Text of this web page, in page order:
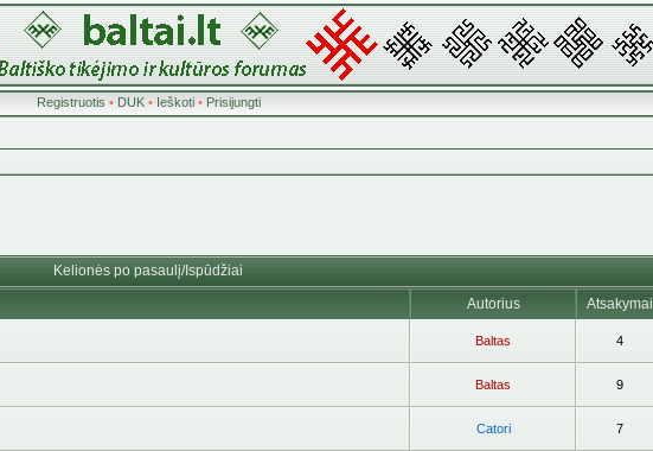
Registruotis • DUK• Ieškoti• Prisijungti
Kelionės po pasaulį/Ispūdžiai
Autorius Atsakymai
Baltas 4
Baltas 9
Catori 7